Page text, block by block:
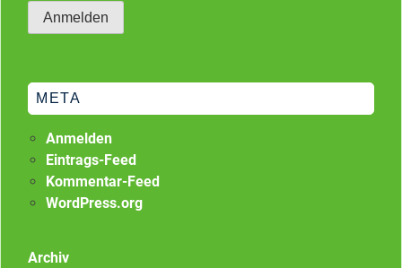
META
Anmelden
Eintrags-Feed
Kommentar-Feed
WordPress.org
Archiv